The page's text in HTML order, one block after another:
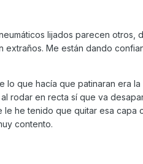
lijados parecen otros,
Me están dando
lo que hacía que patinaran era la
rodar en recta sí que va
he tenido que quitar esa capa
contento.